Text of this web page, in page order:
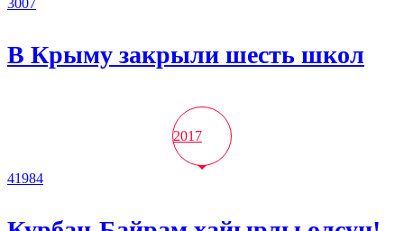
3007
В Крыму закрыли шесть школ
2017
41984